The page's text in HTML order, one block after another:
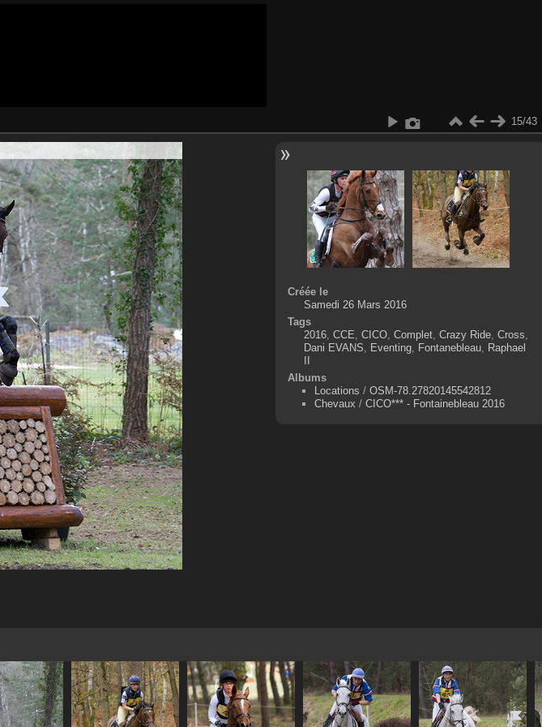
15/43
Créée le
Samedi 26 Mars 2016
Tags
2016, CCE, CICO, Complet, Crazy Ride, Cross,
Dani EVANS, Eventing, Fontanebleau, Raphael
Albums
Locations / OSM-78.27820145542812
Chevaux / CICO*** - Fontainebleau 2016